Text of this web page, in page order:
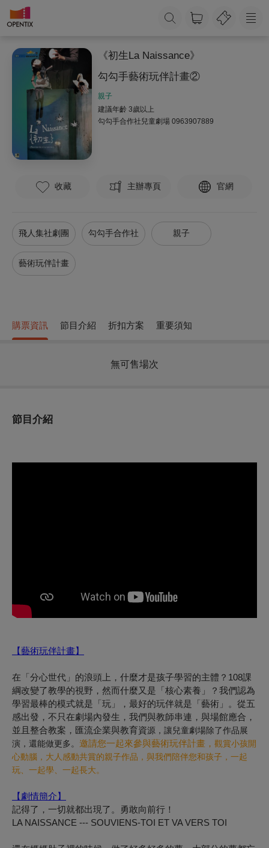
《初生La Naissance》
勾勾手藝術玩伴計畫②
親子
建議年齡 3歲以上
勾勾手合作社兒童劇場 0963907889
收藏 主辦專頁 官網
飛人集社劇團 勾勾手合作社 親子
藝術玩伴計畫
購票資訊 節目介紹 折扣方案 重要須知
無可售場次
節目介紹
【藝術玩伴計畫】
在「分心世代」的浪頭上，什麼才是孩子學習的主體？108課
綱改變了教學的視野，然而什麼又是「核心素養」？我們認為
學習最棒的模式就是「玩」，最好的玩伴就是「藝術」。從五
感出發，不只在劇場內發生，我們與教師串連，與場館應合，
並且整合教案，匯流企業與教育資源，讓兒童劇場除了作品展
演，還能做更多。 邀請您一起來參與藝術玩伴計畫， 觀賞小孩開
心動腦，大人感動共賞的親子作品，與我們陪伴您和孩子， 一起
玩、一起學、一起長大。
【劇情簡介】
記得了，一切就都出現了。勇敢向前行 ！
LA NAISSANCE --- SOUVIENS-TOI ET VA VERS TOI